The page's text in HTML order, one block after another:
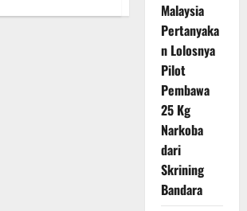
Ungkap
Malaysia
Pertanyaka
n Lolosnya
Pilot
Pembawa
25 Kg
Narkoba
dari
Skrining
Bandara